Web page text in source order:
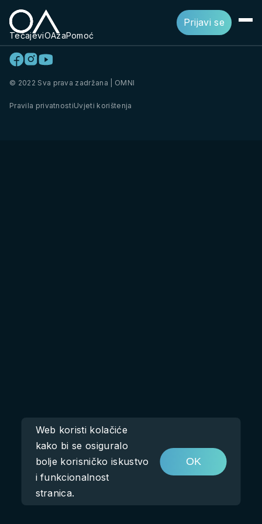
Prijavi se
Web koristi kolačiće
kako bi se osiguralo
bolje korisničko iskustvo
i funkcionalnost
stranica.
OK
TečajeviOAzaPomoć
© 2022 Sva prava zadržana | OMNI
Pravila privatnostiUvjeti korištenja